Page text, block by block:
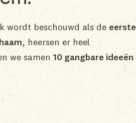
wordt beschouwd als de eerste
, heersen er heel
we samen 10 gangbare ideeën